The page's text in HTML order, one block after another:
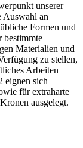
unserer
Auswahl an
Formen und
bestimmte
Materialien und
zu stellen,
Arbeiten
eignen sich
für extraharte
ausgelegt.